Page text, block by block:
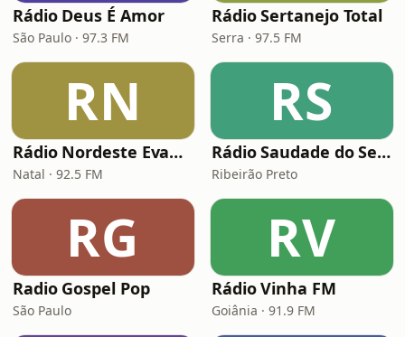
Rádio Deus É Amor
São Paulo · 97.3 FM
Rádio Sertanejo Total
Serra · 97.5 FM
RN
Rádio Nordeste Evangélica
Natal · 92.5 FM
RS
Rádio Saudade do Sertão
Ribeirão Preto
RG
Radio Gospel Pop
São Paulo
RV
Rádio Vinha FM
Goiânia · 91.9 FM